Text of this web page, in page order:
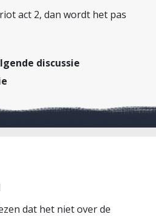
act 2, dan wordt het pas
discussie
dat het niet over de